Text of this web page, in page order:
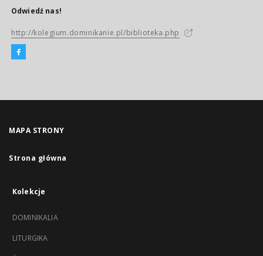
Odwiedź nas!
http://kolegium.dominikanie.pl/biblioteka.php
MAPA STRONY
Strona główna
Kolekcje
DOMINIKALIA
LITURGIKA